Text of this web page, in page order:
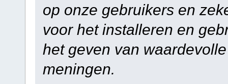
op onze gebruikers en
voor het installeren en
het geven van
meningen.